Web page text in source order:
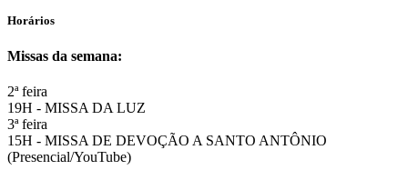
Horários
Missas da semana:
2ª feira
19H - MISSA DA LUZ
3ª feira
15H - MISSA DE DEVOÇÃO A SANTO ANTÔNIO
(Presencial/YouTube)